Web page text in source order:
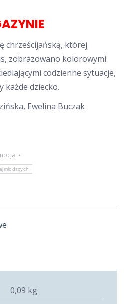
zł.
chrześcijańską, której
zobrazowano kolorowymi
codzienne sytuacje,
każde dziecko.
Ewelina Buczak
0,09 kg